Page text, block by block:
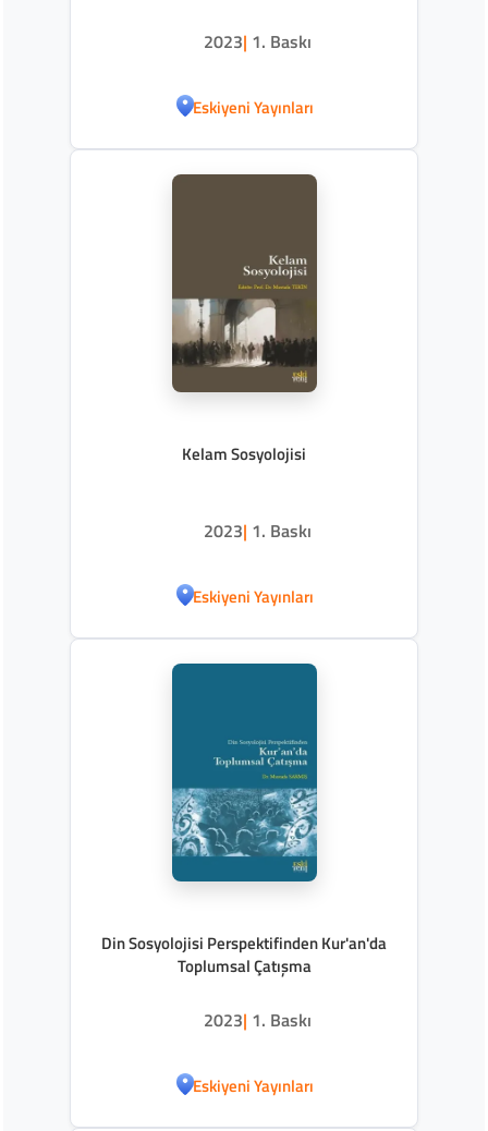
2023| 1. Baskı
Eskiyeni Yayınları
Kelam Sosyolojisi
2023| 1. Baskı
Eskiyeni Yayınları
Din Sosyolojisi Perspektifinden Kur'an'da
Toplumsal Çatışma
2023| 1. Baskı
Eskiyeni Yayınları